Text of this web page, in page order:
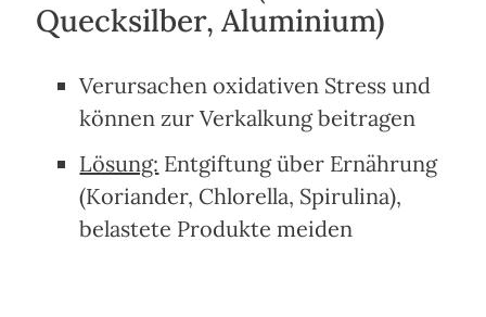
Quecksilber, Aluminium)
Verursachen oxidativen Stress und
können zur Verkalkung beitragen
Lösung: Entgiftung über Ernährung
(Koriander, Chlorella, Spirulina),
belastete Produkte meiden